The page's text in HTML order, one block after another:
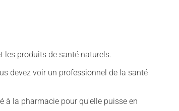
les produits de santé naturels.
devez voir un professionnel de la santé
à la pharmacie pour qu'elle puisse en